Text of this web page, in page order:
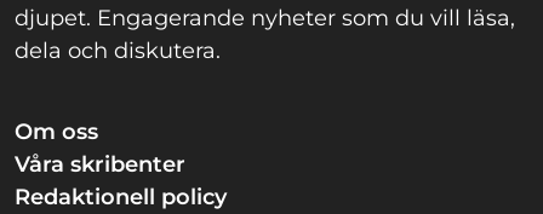
djupet. Engagerande nyheter som du vill läsa,
dela och diskutera.
Om oss
Våra skribenter
Redaktionell policy